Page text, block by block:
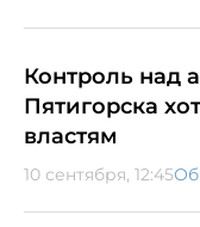
Контроль над
Пятигорска
властям
10 сентября, 12:45